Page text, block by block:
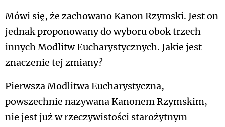
Mówi się, że zachowano Kanon Rzymski. Jest on
jednak proponowany do wyboru obok trzech
innych Modlitw Eucharystycznych. Jakie jest
znaczenie tej zmiany?
Pierwsza Modlitwa Eucharystyczna,
powszechnie nazywana Kanonem Rzymskim,
nie jest już w rzeczywistości starożytnym